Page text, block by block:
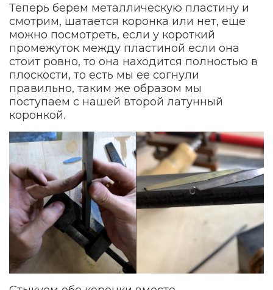
Теперь берем металлическую пластину и
смотрим, шатается коронка или нет, еще
можно посмотреть, если у короткий
промежуток между пластиной если она
стоит ровно, то она находится полностью в
плоскости, то есть мы ее согнули
правильно, таким же образом мы
поступаем с нашей второй латунный
коронкой.